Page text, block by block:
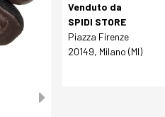
Venduto da
SPIDI STORE
Piazza Firenze
20149, Milano (MI)